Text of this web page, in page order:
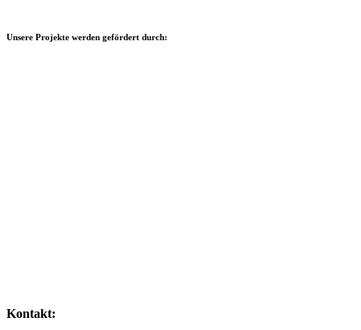
Unsere Projekte werden gefördert durch:
Kontakt: